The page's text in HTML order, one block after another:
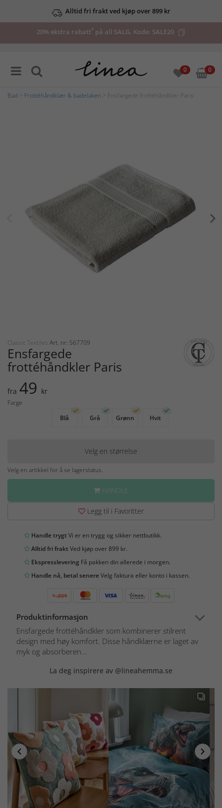
Alltid fri frakt ved kjøp over 899 kr
20% ekstra rabatt* på all SALG. Kode: SALE20
0 0
Bad Frottéhåndklær & badelaken > Ensfargede frottéhåndkler Paris
Classic Textiles Art. nr: 567709
Ensfargede
frottéhåndkler Paris
fra 49 kr
Farge
Blå
Grå Grønn Hvit
Velg en størrelse
Velg en artikkel for å se lagerstatus.
HANDLE
Legg til i Favoritter
Handle trygtVi er en trygg og sikker nettbutikk.
Alltid fri fraktVed kjøp over 899 kr.
Ekspresslevering Få pakken din allerede i morgen.
Handle nå, betal senereVelg faktura eller konto i kassen.
Produktinformasjon
Ensfargede frottéhåndkler som kombinerer stilrent
design med høy komfort. Disse håndklærne er laget av
myk og absorberen...
La deg inspirere av @lineahemma.se